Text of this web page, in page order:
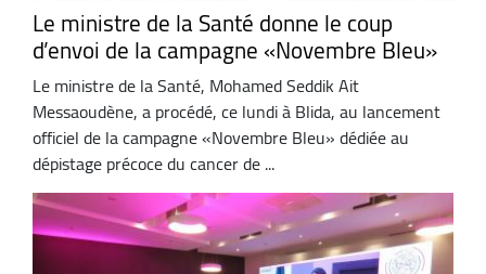
Le ministre de la Santé donne le coup
d’envoi de la campagne «Novembre Bleu»
Le ministre de la Santé, Mohamed Seddik Ait
Messaoudène, a procédé, ce lundi à Blida, au lancement
officiel de la campagne «Novembre Bleu» dédiée au
dépistage précoce du cancer de ...